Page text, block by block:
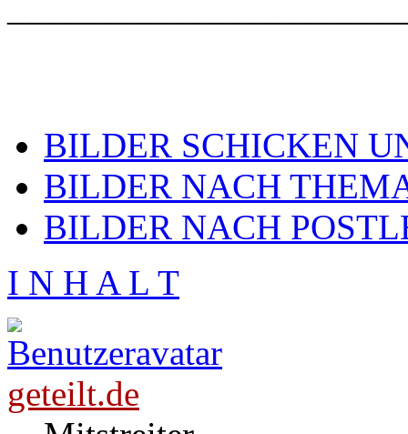
BILDER SCHICKEN
BILDER NACH
BILDER NACH
I N H A L T
geteilt.de